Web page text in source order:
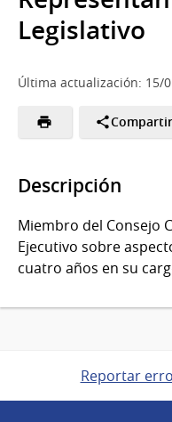
Legislativo
Última actualización: 15/
Compartir
Descripción
Miembro del Consejo
Ejecutivo sobre
cuatro años en su
Reportar